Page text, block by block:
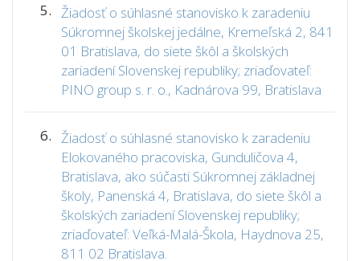
5. Žiadosť o súhlasné stanovisko k zaradeniu
Súkromnej školskej jedálne, Kremeľská 2, 841
01 Bratislava, do siete škôl a školských
zariadení Slovenskej republiky; zriaďovateľ:
PINO group s. r. o., Kadnárova 99, Bratislava
6. Žiadosť o súhlasné stanovisko k zaradeniu
Elokovaného pracoviska, Gunduličova 4,
Bratislava, ako súčasti Súkromnej základnej
školy, Panenská 4, Bratislava, do siete škôl a
školských zariadení Slovenskej republiky;
zriaďovateľ: Veľká-Malá-Škola, Haydnova 25,
811 02 Bratislava.